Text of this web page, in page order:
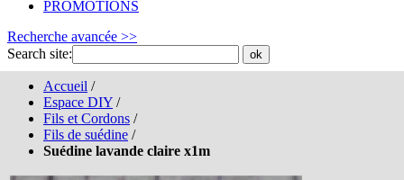
PROMOTIONS
Recherche avancée >>
Search site:
ok
Accueil /
Espace DIY /
Fils et Cordons /
Fils de suédine /
Suédine lavande claire x1m